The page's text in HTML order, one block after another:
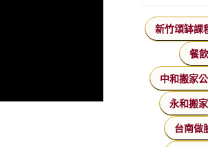
新竹頌缽課
餐
中和搬家
永和搬家
台南做